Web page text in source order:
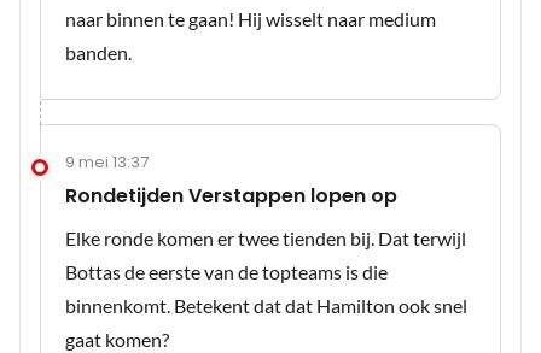
naar binnen te gaan! Hij wisselt naar medium
banden.
9 mei 13:37
Rondetijden Verstappen lopen op
Elke ronde komen er twee tienden bij. Dat terwijl
Bottas de eerste van de topteams is die
binnenkomt. Betekent dat dat Hamilton ook snel
gaat komen?